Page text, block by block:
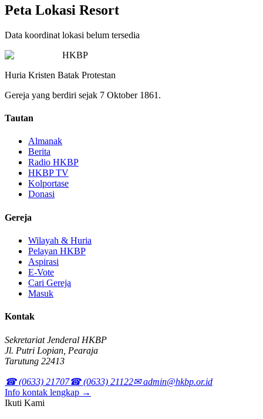
Peta Lokasi Resort
Data koordinat lokasi belum tersedia
HKBP
Huria Kristen Batak Protestan
Gereja yang berdiri sejak 7 Oktober 1861.
Tautan
Almanak
Berita
Radio HKBP
HKBP TV
Kolportase
Donasi
Gereja
Wilayah & Huria
Pelayan HKBP
Aspirasi
E-Vote
Cari Gereja
Masuk
Kontak
Sekretariat Jenderal HKBP
Jl. Putri Lopian, Pearaja
Tarutung 22413
☎ (0633) 21707☎ (0633) 21122✉ admin@hkbp.or.id
Info kontak lengkap →
Ikuti Kami